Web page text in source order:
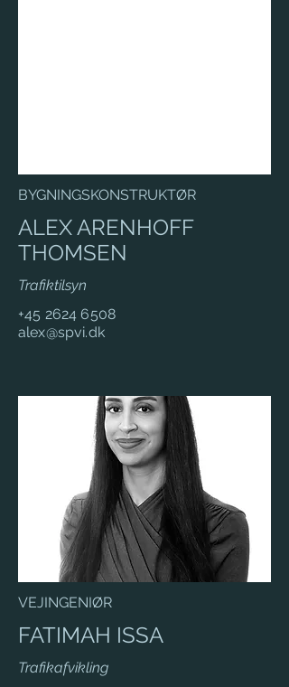
BYGNINGSKONSTRUKTØR
ALEX ARENHOFF
THOMSEN
Trafiktilsyn
+45 2624 6508
alex@spvi.dk
VEJINGENIØR
FATIMAH ISSA
Trafikafvikling